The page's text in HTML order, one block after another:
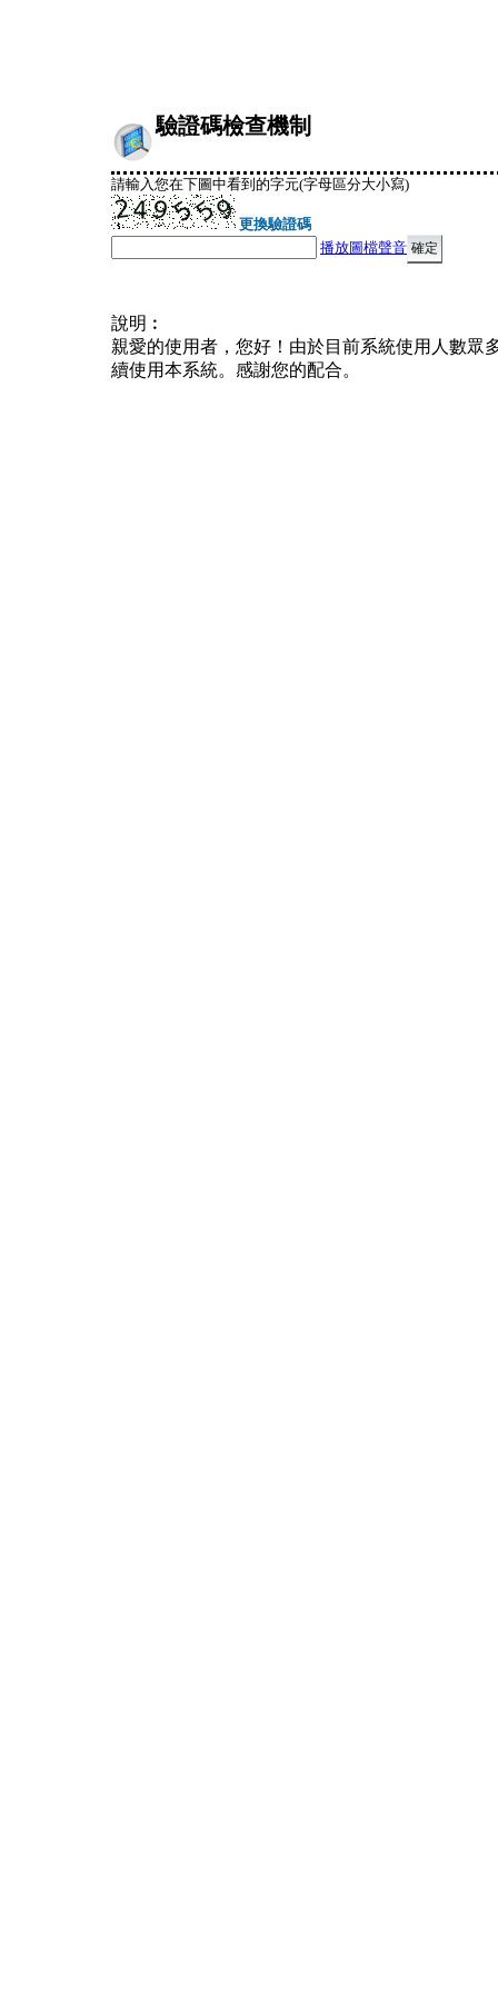
驗證碼檢查機制
請輸入您在下圖中看到的字元(字母區分大小寫)
更換驗證碼
播放圖檔聲音
說明︰
親愛的使用者，您好！由於目前系統使用人數眾
續使用本系統。感謝您的配合。